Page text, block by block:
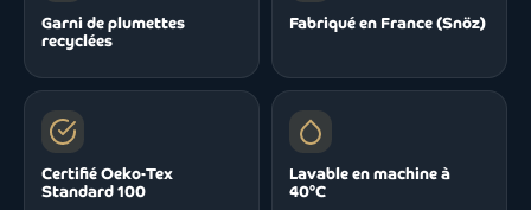
Garni de plumettes
recyclées
Fabriqué en France (Snöz)
Certifié Oeko-Tex
Standard 100
Lavable en machine à
40°C